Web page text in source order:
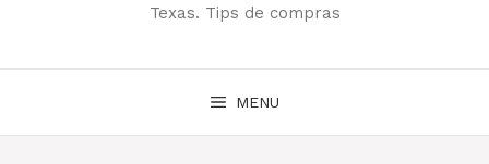
Texas. Tips de compras
MENU